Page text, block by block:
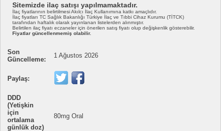
Sitemizde ilaç satışı yapılmamaktadır.
İlaç fiyatlarının belirtilmesi Akılcı İlaç Kullanımına katkı amaçlıdır.
İlaç fiyatları TC Sağlık Bakanlığı Türkiye İlaç ve Tıbbi Cihaz Kurumu (TİTCK)
tarafından haftalık olarak yayınlanan listelerden alınmıştır.
Belirtilen ilaç fiyatı eczaneler için önerilen satış fiyatı olup değişkenlik gösterebilir.
Fiyatlar güncellenmemiş olabilir.
Son
Güncelleme:
1 Ağustos 2026
Paylaş:
DDD
(Yetişkin
için
ortalama
günlük doz)
80mg Oral